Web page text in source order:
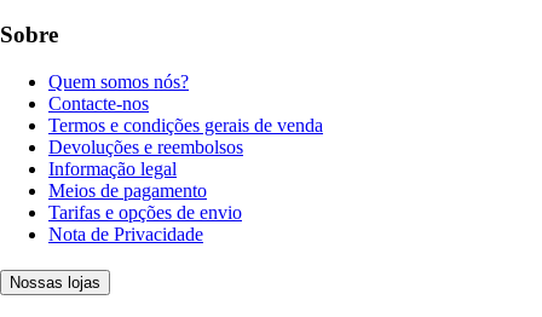
Sobre
Quem somos nós?
Contacte-nos
Termos e condições gerais de venda
Devoluções e reembolsos
Informação legal
Meios de pagamento
Tarifas e opções de envio
Nota de Privacidade
Nossas lojas